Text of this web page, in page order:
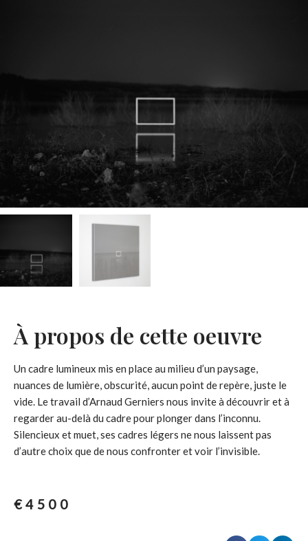
À propos de cette oeuvre
Un cadre lumineux mis en place au milieu d’un paysage,
nuances de lumière, obscurité, aucun point de repère, juste le
vide. Le travail d’Arnaud Gerniers nous invite à découvrir et à
regarder au-delà du cadre pour plonger dans l’inconnu.
Silencieux et muet, ses cadres légers ne nous laissent pas
d’autre choix que de nous confronter et voir l’invisible.
€4500